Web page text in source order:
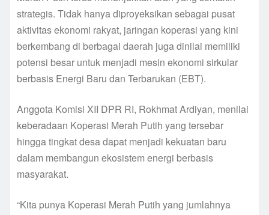
strategis. Tidak hanya diproyeksikan sebagai pusat
aktivitas ekonomi rakyat, jaringan koperasi yang kini
berkembang di berbagai daerah juga dinilai memiliki
potensi besar untuk menjadi mesin ekonomi sirkular
berbasis Energi Baru dan Terbarukan (EBT).
Anggota Komisi XII DPR RI, Rokhmat Ardiyan, menilai
keberadaan Koperasi Merah Putih yang tersebar
hingga tingkat desa dapat menjadi kekuatan baru
dalam membangun ekosistem energi berbasis
masyarakat.
“Kita punya Koperasi Merah Putih yang jumlahnya